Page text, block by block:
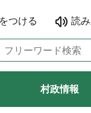
村政情報